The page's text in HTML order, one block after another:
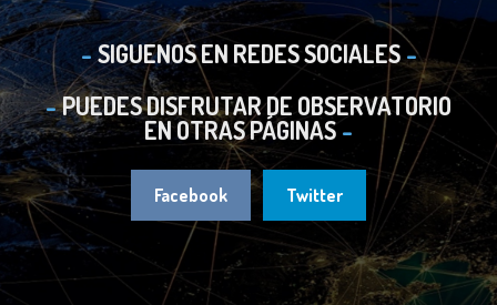
SIGUENOS EN REDES SOCIALES
PUEDES DISFRUTAR DE OBSERVATORIO
EN OTRAS PÁGINAS
Facebook Twitter